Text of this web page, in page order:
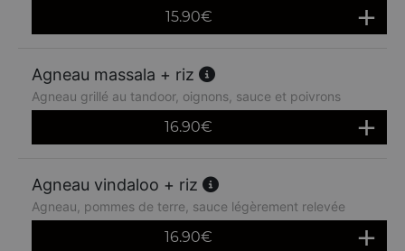
15.90€
Agneau massala + riz
Agneau grillé au tandoor, oignons, sauce et poivrons
16.90€
Agneau vindaloo + riz
Agneau, pommes de terre, sauce légèrement relevée
16.90€